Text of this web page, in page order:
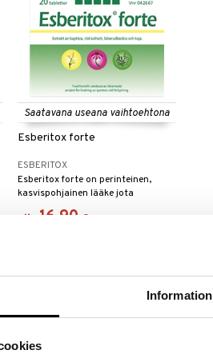
Information
Saatavana useana vaihtoehtona
Esberitox forte
ESBERITOX
Esberitox forte on perinteinen,
kasvispohjainen lääke jota
käytetään vilustumisen oireiden
alk. 16,90 €